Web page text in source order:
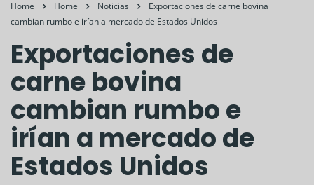
Home Home Noticias
Exportaciones de carne bovina
cambian rumbo e irían a mercado de Estados Unidos
Exportaciones de
carne bovina
cambian rumbo e
irían a mercado de
Estados Unidos